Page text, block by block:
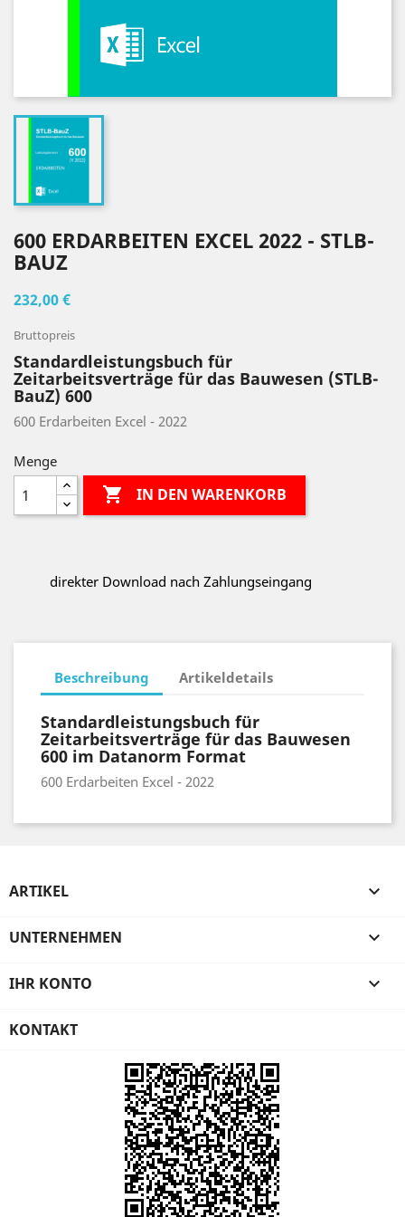
600 ERDARBEITEN EXCEL 2022 - STLB-
BAUZ
232,00 €
Bruttopreis
Standardleistungsbuch für
Zeitarbeitsverträge für das Bauwesen (STLB-
BauZ) 600
600 Erdarbeiten Excel - 2022
Menge
 IN DEN WARENKORB
direkter Download nach Zahlungseingang
Beschreibung Artikeldetails
Standardleistungsbuch für
Zeitarbeitsverträge für das Bauwesen
600 im Datanorm Format
600 Erdarbeiten Excel - 2022
ARTIKEL 
UNTERNEHMEN 
IHR KONTO 
KONTAKT